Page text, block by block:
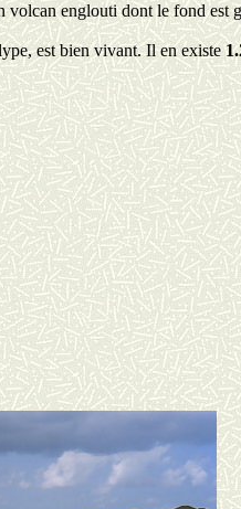
englouti dont le fond est
est bien vivant. Il en existe